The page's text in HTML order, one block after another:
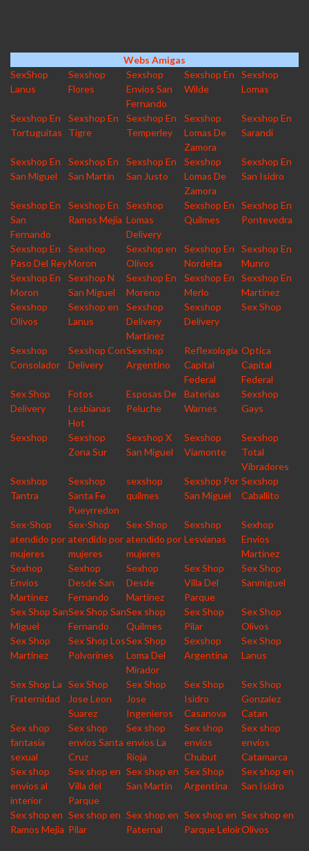
Webs Amigas
SexShop
Lanus
Sexshop
Flores
Sexshop
Envios San
Fernando
Sexshop En
Wilde
Sexshop
Lomas
Sexshop En
Tortuguitas
Sexshop En
Tigre
Sexshop En
Temperley
Sexshop
Lomas De
Zamora
Sexshop En
Sarandi
Sexshop En
San Miguel
Sexshop En
San Martin
Sexshop En
San Justo
Sexshop
Lomas De
Zamora
Sexshop En
San Isidro
Sexshop En
San
Fernando
Sexshop En
Ramos Mejia
Sexshop
Lomas
Delivery
Sexshop En
Quilmes
Sexshop En
Pontevedra
Sexshop En
Paso Del Rey
Sexshop
Moron
Sexshop en
Olivos
Sexshop En
Nordelta
Sexshop En
Munro
Sexshop En
Moron
Sexshop N
San Miguel
Sexshop En
Moreno
Sexshop En
Merlo
Sexshop En
Martinez
Sexshop
Olivos
Sexshop en
Lanus
Sexshop
Delivery
Martinez
Sexshop
Delivery
Sex Shop
Sexshop
Consolador
Sexshop Con
Delivery
Sexshop
Argentino
Reflexologia
Capital
Federal
Optica
Capital
Federal
Sex Shop
Delivery
Fotos
Lesbianas
Hot
Esposas De
Peluche
Baterias
Warnes
Sexshop
Gays
Sexshop
Sexshop
Zona Sur
Sexshop X
San Miguel
Sexshop
Viamonte
Sexshop
Total
Vibradores
Sexshop
Tantra
Sexshop
Santa Fe
Pueyrredon
sexshop
quilmes
Sexshop Por
San Miguel
Sexshop
Caballito
Sex-Shop
atendido por
mujeres
Sex-Shop
atendido por
mujeres
Sex-Shop
atendido por
mujeres
Sexshop
Lesvianas
Sexhop
Envios
Martinez
Sexhop
Envios
Martinez
Sexhop
Desde San
Fernando
Sexhop
Desde
Martinez
Sex Shop
Villa Del
Parque
Sex Shop
Sanmiguel
Sex Shop San
Miguel
Sex Shop San
Fernando
Sex shop
Quilmes
Sex Shop
Pilar
Sex Shop
Olivos
Sex Shop
Martinez
Sex Shop Los
Polvorines
Sex Shop
Loma Del
Mirador
Sexshop
Argentina
Sex Shop
Lanus
Sex Shop La
Fraternidad
Sex Shop
Jose Leon
Suarez
Sex Shop
Jose
Ingenieros
Sex Shop
Isidro
Casanova
Sex Shop
Gonzalez
Catan
Sex shop
fantasia
sexual
Sex shop
envios Santa
Cruz
Sex shop
envios La
Rioja
Sex shop
envios
Chubut
Sex shop
envios
Catamarca
Sex shop
envios al
interior
Sex shop en
Villa del
Parque
Sex shop en
San Martin
Sex Shop
Argentina
Sex shop en
San Isidro
Sex shop en
Ramos Mejia
Sex shop en
Pilar
Sex shop en
Paternal
Sex shop en
Parque Leloir
Sex shop en
Olivos